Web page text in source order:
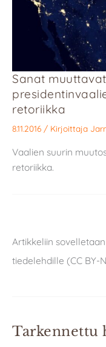
Sanat
retoriikka
8.11.2016 / Kirjoittaja
Vaalien suurin
retoriikka.
Artikkeliin
tiedelehdille (CC BY-
Tarkennettu